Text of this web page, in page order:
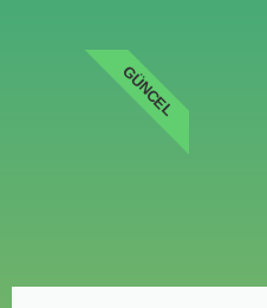
GÜNCEL